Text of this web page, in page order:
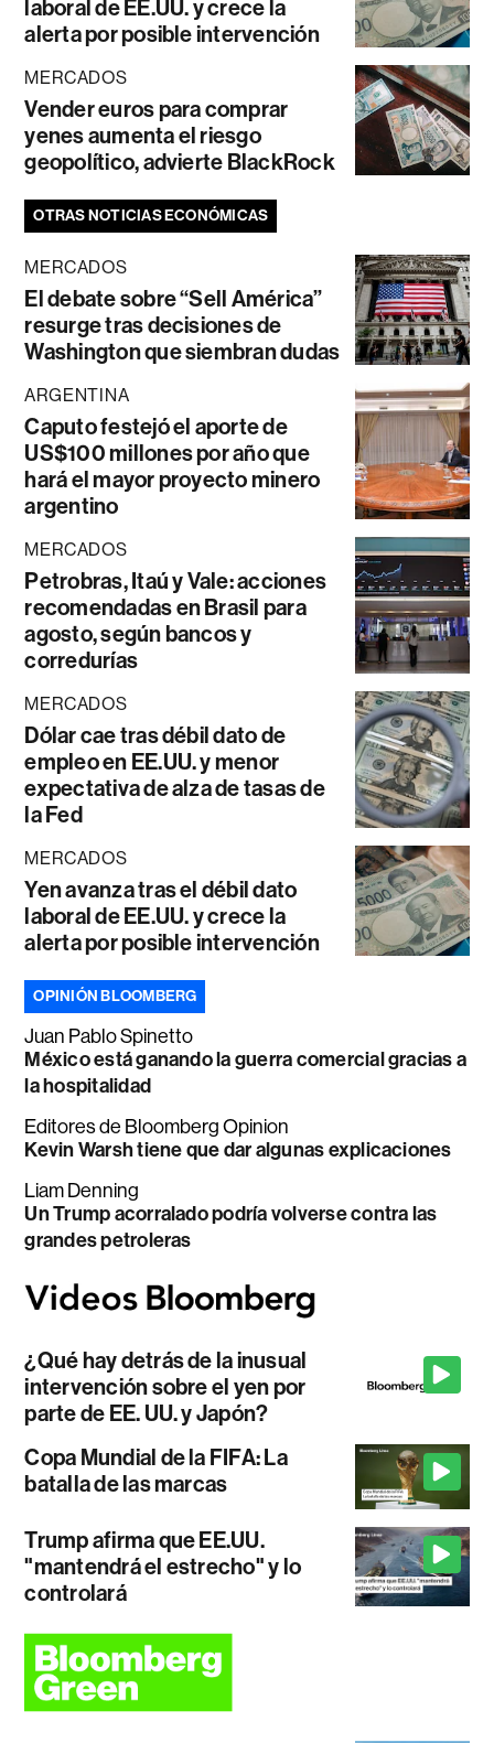
laboral de EE.UU. y crece la
alerta por posible intervención
MERCADOS
Vender euros para comprar
yenes aumenta el riesgo
geopolítico, advierte BlackRock
OTRAS NOTICIAS ECONÓMICAS
MERCADOS
El debate sobre “Sell América”
resurge tras decisiones de
Washington que siembran dudas
ARGENTINA
Caputo festejó el aporte de
US$100 millones por año que
hará el mayor proyecto minero
argentino
MERCADOS
Petrobras, Itaú y Vale: acciones
recomendadas en Brasil para
agosto, según bancos y
corredurías
MERCADOS
Dólar cae tras débil dato de
empleo en EE.UU. y menor
expectativa de alza de tasas de
la Fed
MERCADOS
Yen avanza tras el débil dato
laboral de EE.UU. y crece la
alerta por posible intervención
OPINIÓN BLOOMBERG
Juan Pablo Spinetto
México está ganando la guerra comercial gracias a
la hospitalidad
Editores de Bloomberg Opinion
Kevin Warsh tiene que dar algunas explicaciones
Liam Denning
Un Trump acorralado podría volverse contra las
grandes petroleras
¿Qué hay detrás de la inusual
intervención sobre el yen por
parte de EE. UU. y Japón?
Copa Mundial de la FIFA: La
batalla de las marcas
Trump afirma que EE.UU.
"mantendrá el estrecho" y lo
controlará